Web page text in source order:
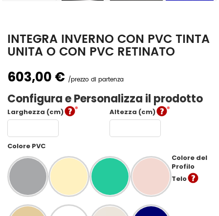
INTEGRA INVERNO CON PVC TINTA
UNITA O CON PVC RETINATO
603,00 € prezzo di partenza
Configura e Personalizza il prodotto
Larghezza (cm) Altezza (cm)
Colore PVC
Colore del
Profilo
Telo